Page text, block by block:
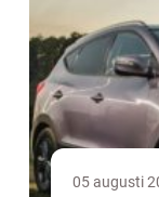
05 augusti